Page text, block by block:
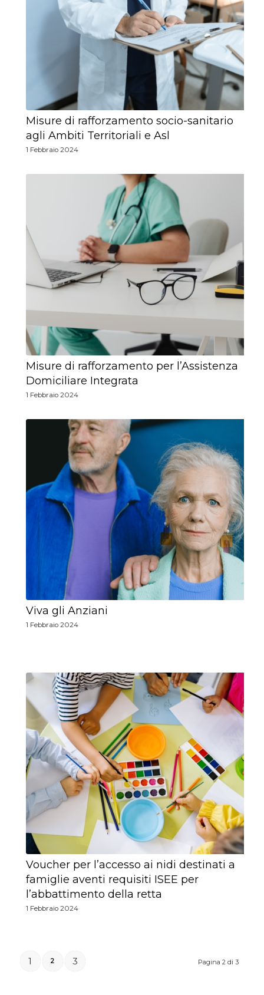
Misure di rafforzamento socio-sanitario
agli Ambiti Territoriali e Asl
1 Febbraio 2024
Misure di rafforzamento per l’Assistenza
Domiciliare Integrata
1 Febbraio 2024
Viva gli Anziani
1 Febbraio 2024
Voucher per l’accesso ai nidi destinati a
famiglie aventi requisiti ISEE per
l’abbattimento della retta
1 Febbraio 2024
Pagina 2 di 3
1 2 3